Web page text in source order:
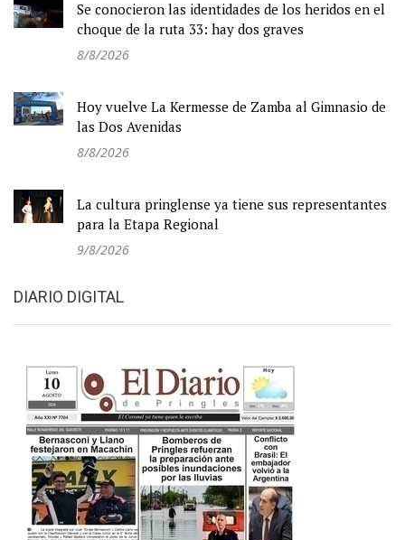
Se conocieron las identidades de los heridos en el
choque de la ruta 33: hay dos graves
8/8/2026
Hoy vuelve La Kermesse de Zamba al Gimnasio de
las Dos Avenidas
8/8/2026
La cultura pringlense ya tiene sus representantes
para la Etapa Regional
9/8/2026
DIARIO DIGITAL